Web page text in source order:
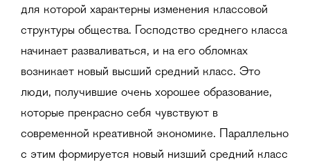
для которой характерны изменения классовой
структуры общества. Господство среднего класса
начинает разваливаться, и на его обломках
возникает новый высший средний класс. Это
люди, получившие очень хорошее образование,
которые прекрасно себя чувствуют в
современной креативной экономике. Параллельно
с этим формируется новый низший средний класс